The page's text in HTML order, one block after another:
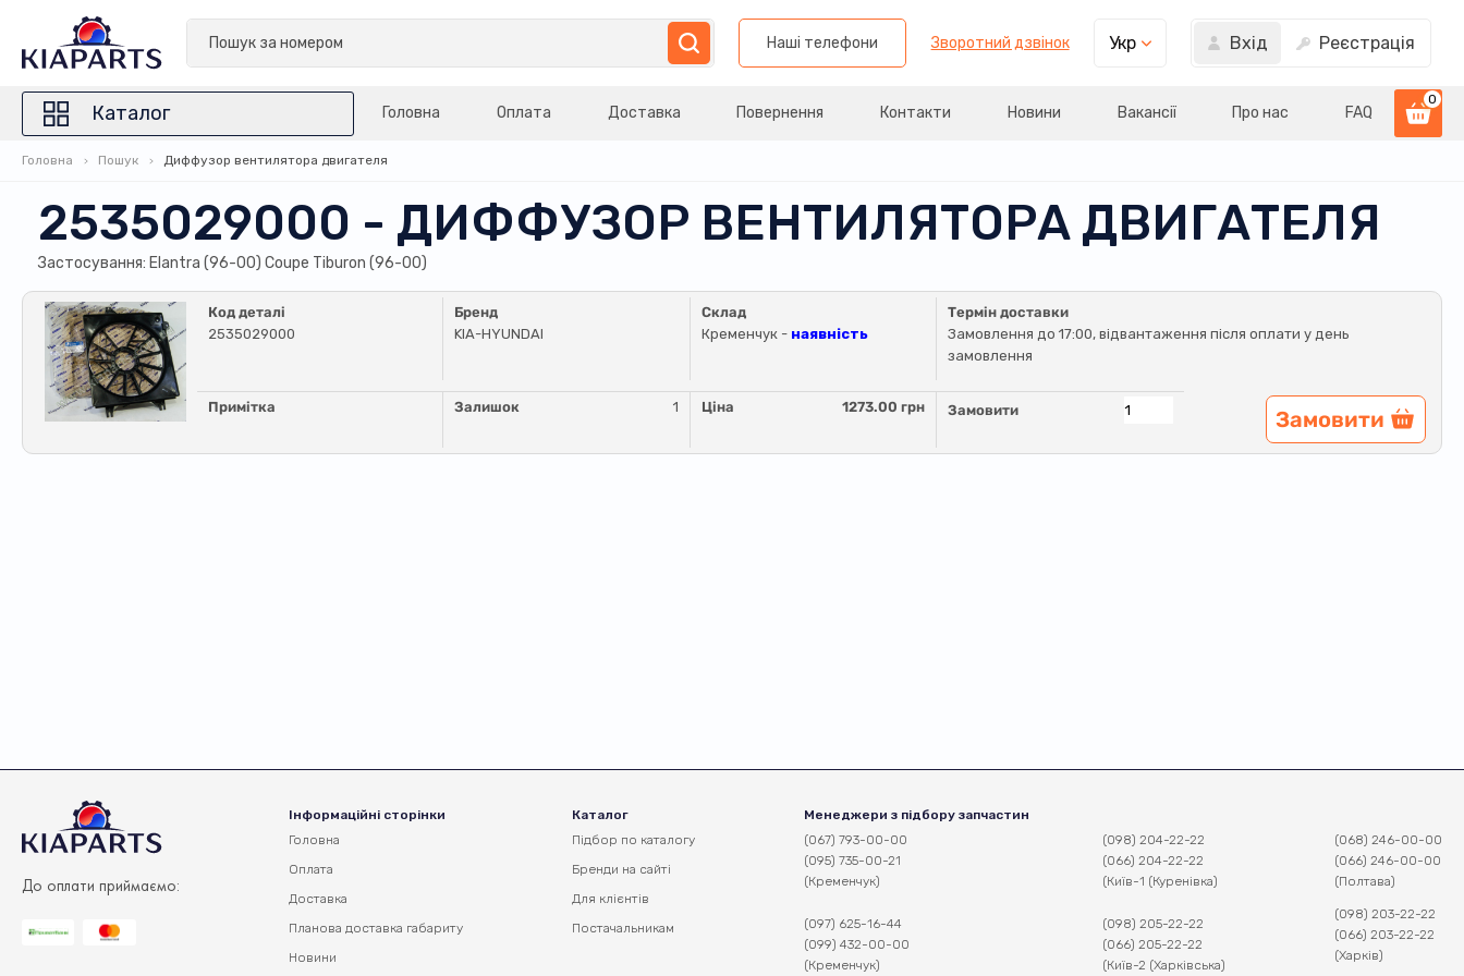
Наші телефони Зворотний дзвінок Укр Вхід Реєстрація
Каталог Головна Оплата Доставка Повернення Контакти Новини Вакансії Про нас FAQ
0
Головна Пошук Диффузор вентилятора двигателя
2535029000 - ДИФФУЗОР ВЕНТИЛЯТОРА ДВИГАТЕЛЯ
Застосування: Elantra (96-00) Coupe Tiburon (96-00)
Код деталі
2535029000
Бренд
KIA-HYUNDAI
Склад
Кременчук - наявність
Термін доставки
Замовлення до 17:00, відвантаження після оплати у день
замовлення
Примітка Залишок 1 Ціна 1273.00 грн Замовити Замовити
До оплати приймаємо:
Інформаційні сторінки
Головна
Оплата
Доставка
Планова доставка габариту
Новини
Каталог
Підбор по каталогу
Бренди на сайті
Для клієнтів
Постачальникам
Менеджери з підбору запчастин
(067) 793-00-00
(095) 735-00-21
(Кременчук)
(097) 625-16-44
(099) 432-00-00
(Кременчук)
(098) 204-22-22
(066) 204-22-22
(Київ-1 (Куренівка)
(098) 205-22-22
(066) 205-22-22
(Київ-2 (Харківська)
(068) 246-00-00
(066) 246-00-00
(Полтава)
(098) 203-22-22
(066) 203-22-22
(Харків)